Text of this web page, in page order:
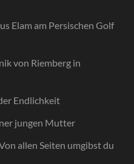
Elam am Persischen Golf
von Riemberg in
Endlichkeit
jungen Mutter
allen Seiten umgibst du